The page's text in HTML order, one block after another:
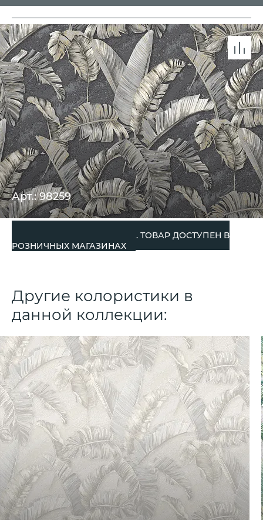
Арт.: 98259
СНЯТО С ПРОИЗВОДСТВА. ТОВАР ДОСТУПЕН В
РОЗНИЧНЫХ МАГАЗИНАХ
Другие колористики в
данной коллекции: